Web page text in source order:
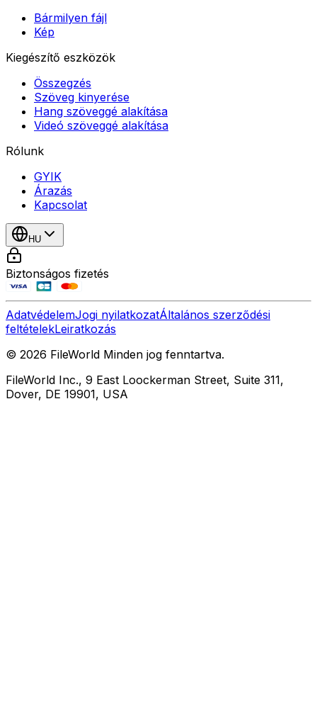
Bármilyen fájl
Kép
Kiegészítő eszközök
Összegzés
Szöveg kinyerése
Hang szöveggé alakítása
Videó szöveggé alakítása
Rólunk
GYIK
Árazás
Kapcsolat
HU
Biztonságos fizetés
AdatvédelemJogi nyilatkozatÁltalános szerződési
feltételekLeiratkozás
© 2026 FileWorld Minden jog fenntartva.
FileWorld Inc., 9 East Loockerman Street, Suite 311,
Dover, DE 19901, USA